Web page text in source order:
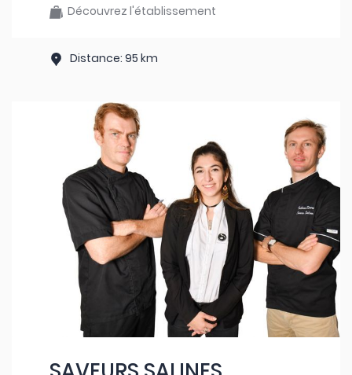
Découvrez l'établissement
Distance: 95 km